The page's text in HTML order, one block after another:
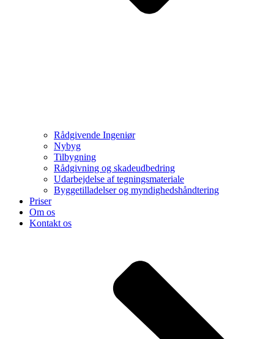
Rådgivende Ingeniør
Nybyg
Tilbygning
Rådgivning og skadeudbedring
Udarbejdelse af tegningsmateriale
Byggetilladelser og myndighedshåndtering
Priser
Om os
Kontakt os